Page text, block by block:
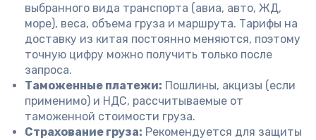
выбранного вида транспорта (авиа, авто, ЖД,
море), веса, объема груза и маршрута. Тарифы на
доставку из китая постоянно меняются, поэтому
точную цифру можно получить только после
запроса.
Таможенные платежи: Пошлины, акцизы (если
применимо) и НДС, рассчитываемые от
таможенной стоимости груза.
Страхование груза: Рекомендуется для защиты